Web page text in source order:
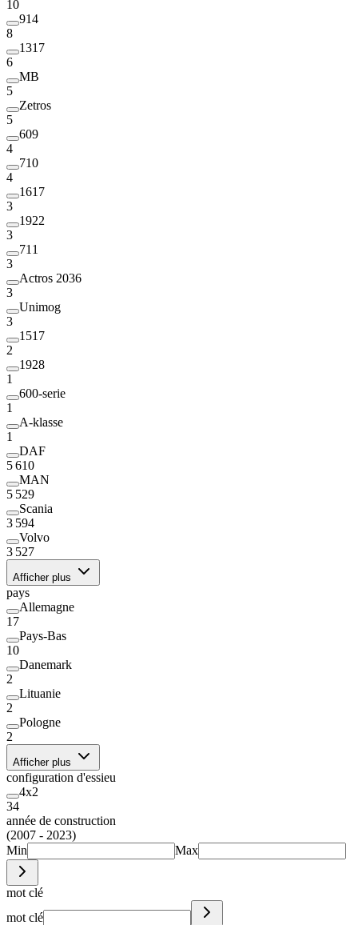
10
914
8
1317
6
MB
5
Zetros
5
609
4
710
4
1617
3
1922
3
711
3
Actros 2036
3
Unimog
3
1517
2
1928
1
600-serie
1
A-klasse
1
DAF
5 610
MAN
5 529
Scania
3 594
Volvo
3 527
Afficher plus
pays
Allemagne
17
Pays-Bas
10
Danemark
2
Lituanie
2
Pologne
2
Afficher plus
configuration d'essieu
4x2
34
année de construction
(2007 - 2023)
Min
Max
mot clé
mot clé